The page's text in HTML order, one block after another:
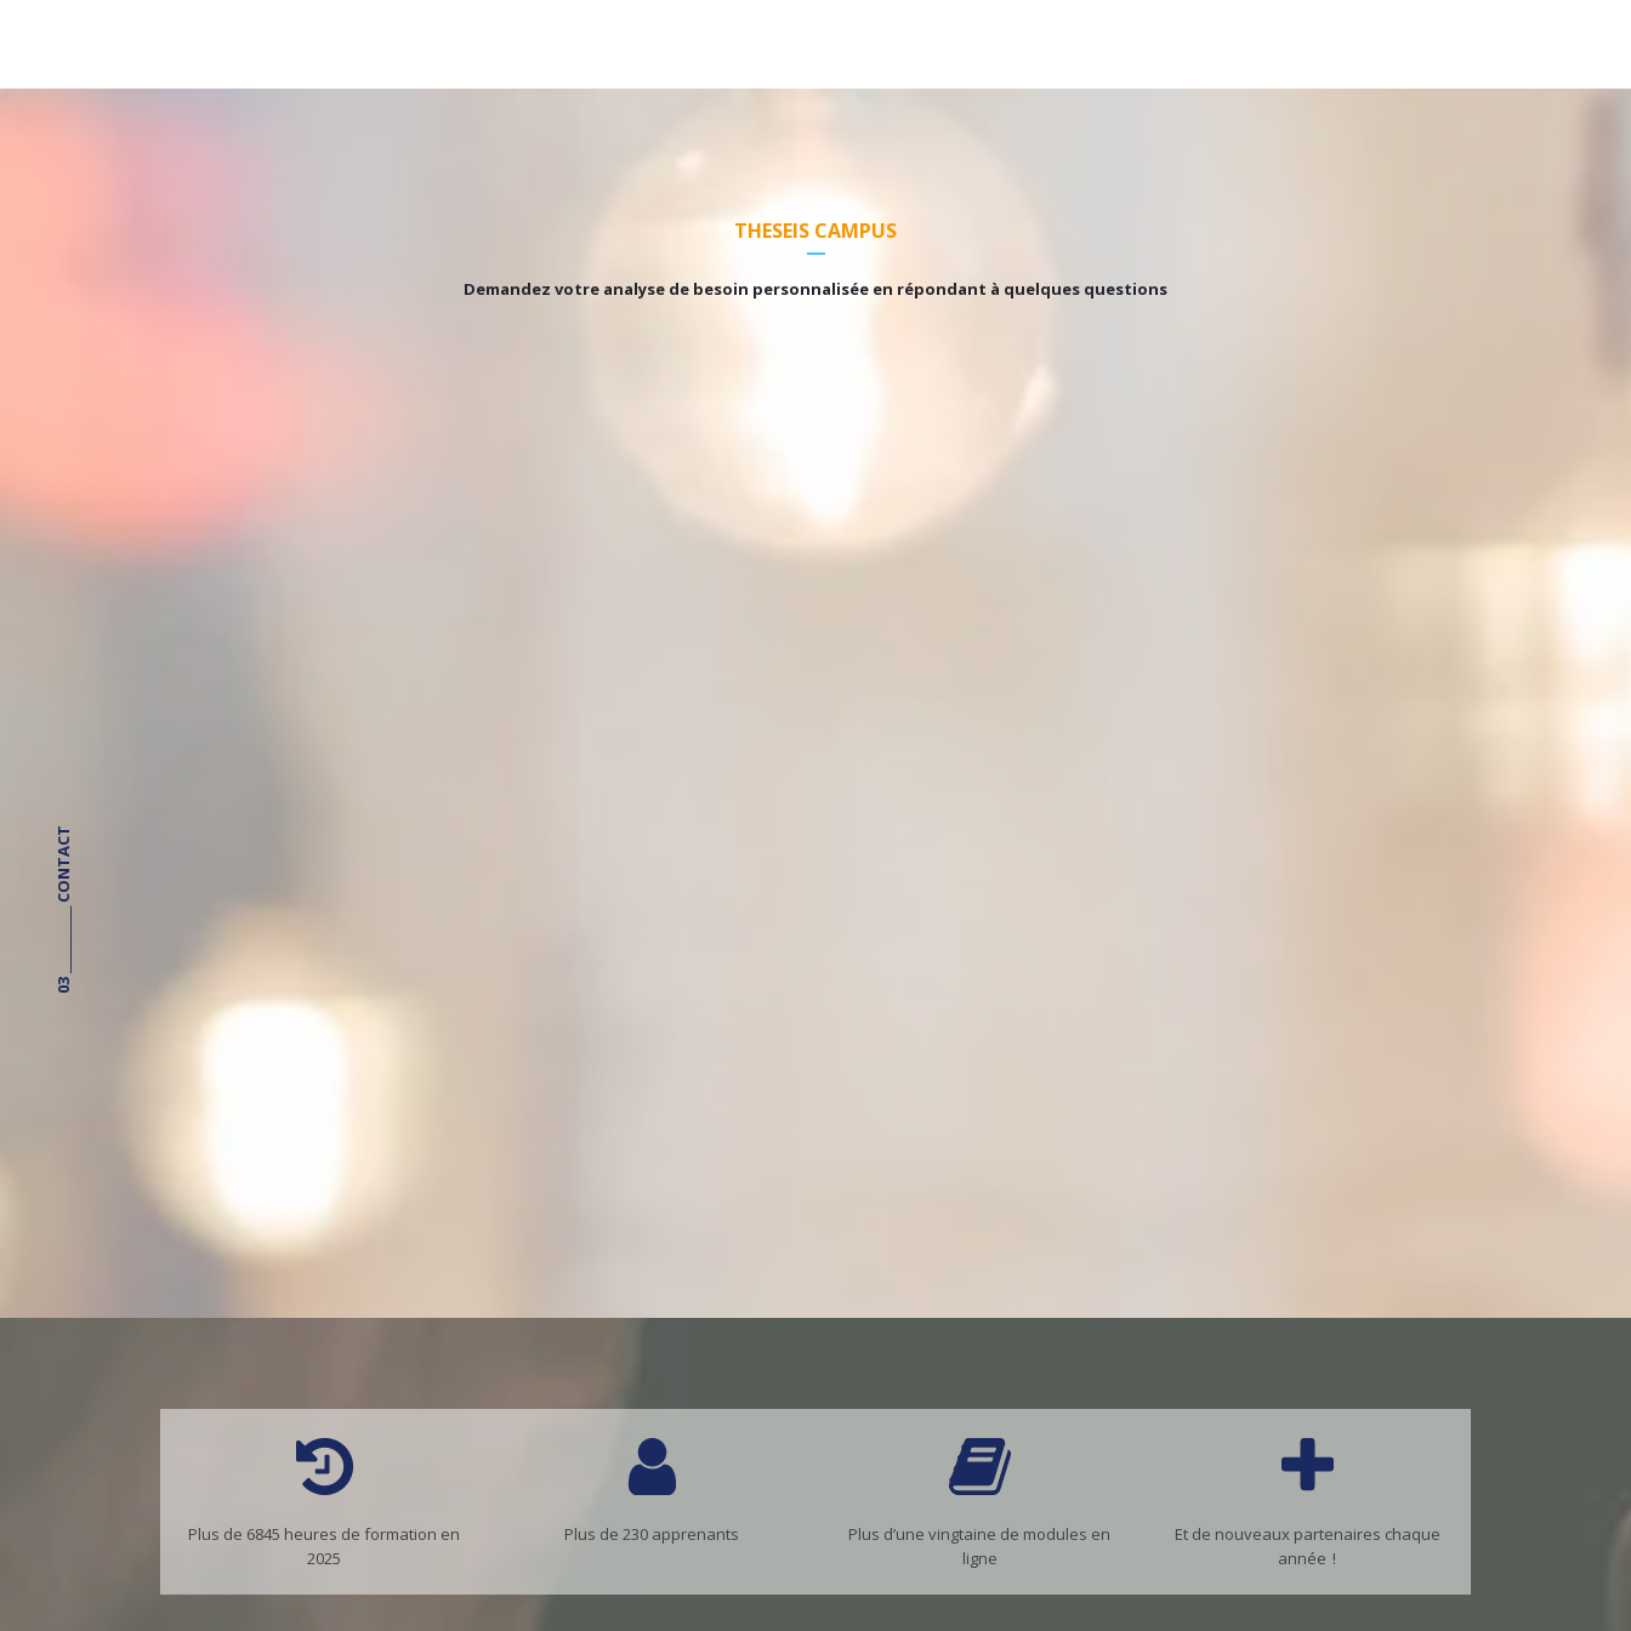
THESEIS CAMPUS
Demandez votre analyse de besoin personnalisée en répondant à quelques questions
Plus de 6845 heures de formation en
2025
Plus de 230 apprenants
Plus d’une vingtaine de modules en
ligne
Et de nouveaux partenaires chaque
année !
03 ___________ CONTACT